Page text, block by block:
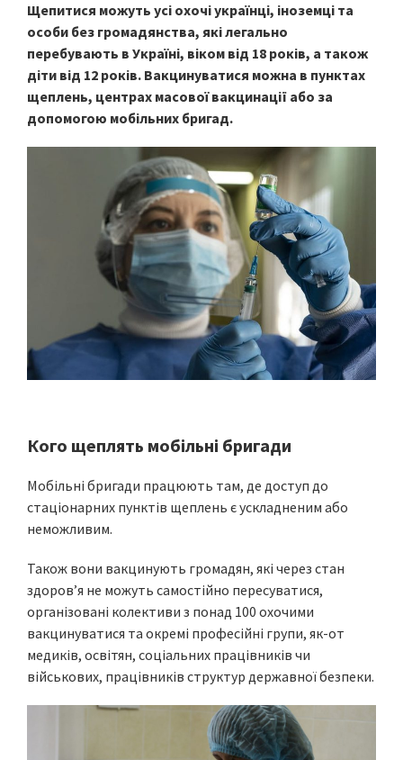
Щепитися можуть усі охочі українці, іноземці та
особи без громадянства, які легально
перебувають в Україні, віком від 18 років, а також
діти від 12 років. Вакцинуватися можна в пунктах
щеплень, центрах масової вакцинації або за
допомогою мобільних бригад.
Кого щеплять мобільні бригади
Мобільні бригади працюють там, де доступ до
стаціонарних пунктів щеплень є ускладненим або
неможливим.
Також вони вакцинують громадян, які через стан
здоров’я не можуть самостійно пересуватися,
організовані колективи з понад 100 охочими
вакцинуватися та окремі професійні групи, як-от
медиків, освітян, соціальних працівників чи
військових, працівників структур державної безпеки.